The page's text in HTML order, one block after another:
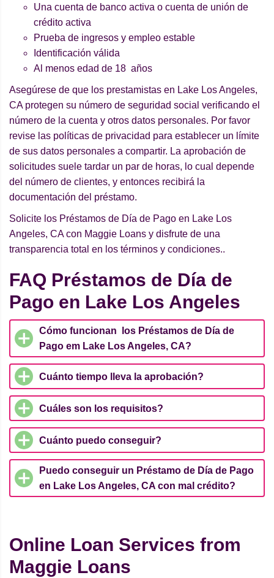
Una cuenta de banco activa o cuenta de unión de
crédito activa
Prueba de ingresos y empleo estable
Identificación válida
Al menos edad de 18 años
Asegúrese de que los prestamistas en Lake Los Angeles,
CA protegen su número de seguridad social verificando el
número de la cuenta y otros datos personales. Por favor
revise las políticas de privacidad para establecer un límite
de sus datos personales a compartir. La aprobación de
solicitudes suele tardar un par de horas, lo cual depende
del número de clientes, y entonces recibirá la
documentación del préstamo.
Solicite los Préstamos de Día de Pago en Lake Los
Angeles, CA con Maggie Loans y disfrute de una
transparencia total en los términos y condiciones..
FAQ Préstamos de Día de
Pago en Lake Los Angeles
Cómo funcionan los Préstamos de Día de
Pago em Lake Los Angeles, CA?
Cuánto tiempo lleva la aprobación?
Cuáles son los requisitos?
Cuánto puedo conseguir?
Puedo conseguir un Préstamo de Día de Pago
en Lake Los Angeles, CA con mal crédito?
Online Loan Services from
Maggie Loans